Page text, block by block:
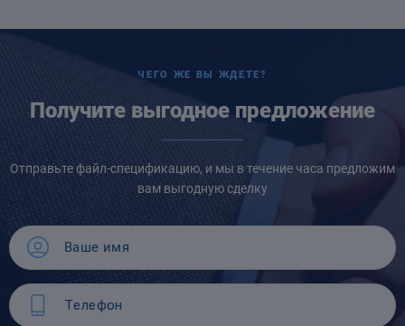
ЧЕГО ЖЕ ВЫ ЖДЕТЕ?
Получите выгодное предложение
Отправьте файл-спецификацию, и мы в течение часа предложим
вам выгодную сделку